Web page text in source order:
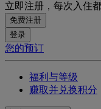
立即注册，每次入住
免费注册
登录
您的预订
福利与等级
赚取并兑换积分